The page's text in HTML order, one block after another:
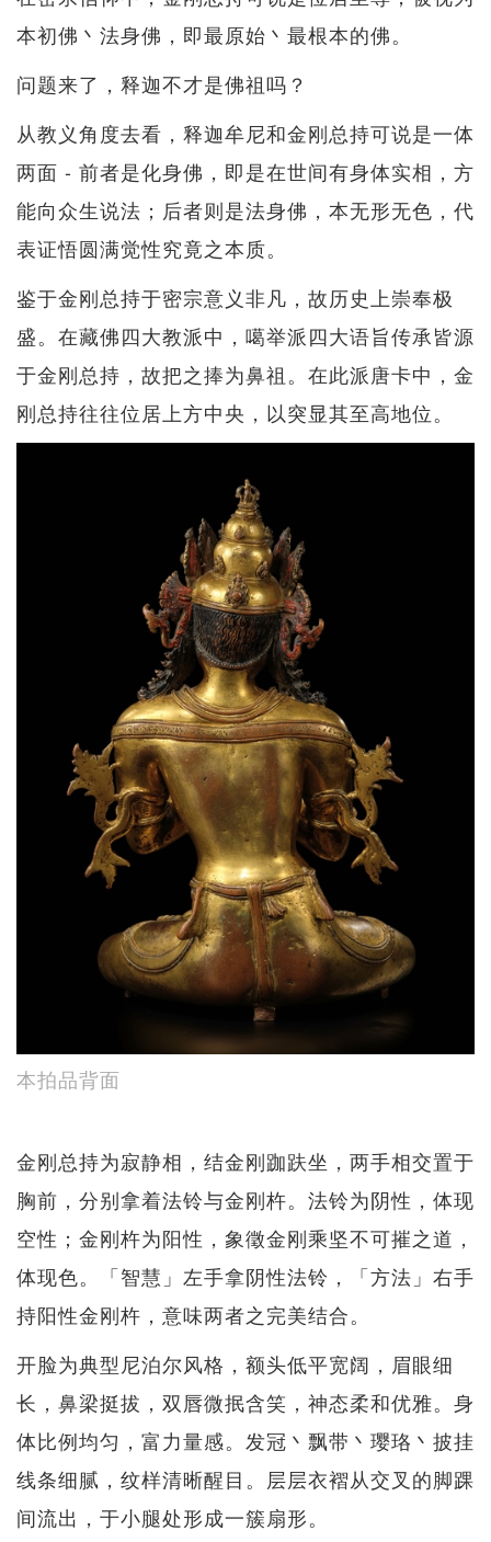
本初佛丶法身佛，即最原始丶最根本的佛。
问题来了，释迦不才是佛祖吗？
从教义角度去看，释迦牟尼和金刚总持可说是一体
两面 - 前者是化身佛，即是在世间有身体实相，方
能向众生说法；后者则是法身佛，本无形无色，代
表证悟圆满觉性究竟之本质。
鉴于金刚总持于密宗意义非凡，故历史上崇奉极
盛。在藏佛四大教派中，噶举派四大语旨传承皆源
于金刚总持，故把之捧为鼻祖。在此派唐卡中，金
刚总持往往位居上方中央，以突显其至高地位。
本拍品背面
金刚总持为寂静相，结金刚跏趺坐，两手相交置于
胸前，分别拿着法铃与金刚杵。法铃为阴性，体现
空性；金刚杵为阳性，象徵金刚乘坚不可摧之道，
体现色。「智慧」左手拿阴性法铃，「方法」右手
持阳性金刚杵，意味两者之完美结合。
开脸为典型尼泊尔风格，额头低平宽阔，眉眼细
长，鼻梁挺拔，双唇微抿含笑，神态柔和优雅。身
体比例均匀，富力量感。发冠丶飘带丶璎珞丶披挂
线条细腻，纹样清晰醒目。层层衣褶从交叉的脚踝
间流出，于小腿处形成一簇扇形。